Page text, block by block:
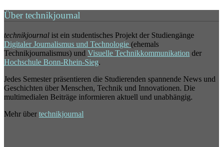
Über technikjournal
technikjournal ist ein studentisches Projekt der Studiengänge
Digitaler Journalismus und Technologie (ehemals
Technikjournalismus) und Visuelle Technikkommunikation der
Hochschule Bonn-Rhein-Sieg.
Jedes Semester präsentieren die Studierenden spannende News und
Geschichten über Menschen, Technik und Innovationen. Die
multimedialen Beiträge informieren aktuell und unabhängig.
Mehr über technikjournal